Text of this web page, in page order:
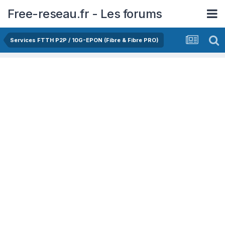
Free-reseau.fr - Les forums
Services FTTH P2P / 10G-EPON (Fibre & Fibre PRO)